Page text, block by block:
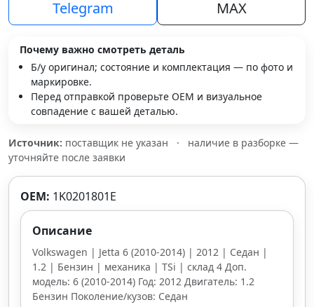
Telegram
MAX
Почему важно смотреть деталь
Б/у оригинал; состояние и комплектация — по фото и
маркировке.
Перед отправкой проверьте OEM и визуальное
совпадение с вашей деталью.
Источник: поставщик не указан ·
наличие в разборке —
уточняйте после заявки
OEM: 1K0201801E
Описание
Volkswagen | Jetta 6 (2010-2014) | 2012 | Седан |
1.2 | Бензин | механика | TSi | склад 4 Доп.
модель: 6 (2010-2014) Год: 2012 Двигатель: 1.2
Бензин Поколение/кузов: Седан